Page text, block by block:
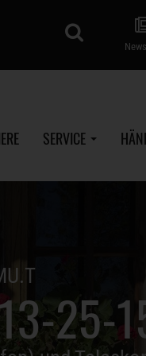
SERVICE
25-